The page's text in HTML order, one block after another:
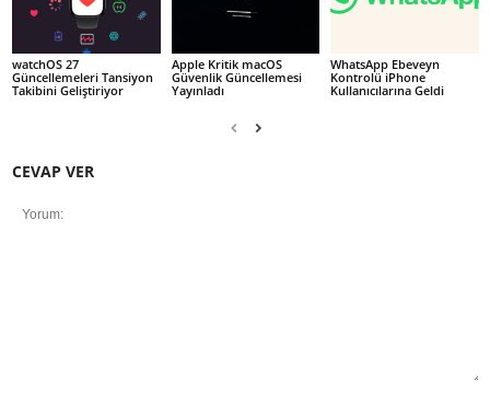
watchOS 27
Güncellemeleri Tansiyon
Takibini Geliştiriyor
Apple Kritik macOS
Güvenlik Güncellemesi
Yayınladı
WhatsApp Ebeveyn
Kontrolü iPhone
Kullanıcılarına Geldi
CEVAP VER